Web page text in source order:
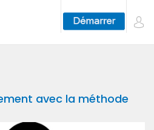
avec la méthode